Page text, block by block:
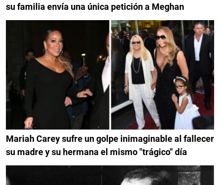
su familia envía una única petición a Meghan
Mariah Carey sufre un golpe inimaginable al fallecer
su madre y su hermana el mismo "trágico" día